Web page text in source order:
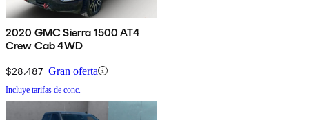
2020 GMC Sierra 1500 AT4
Crew Cab 4WD
$28,487 Gran oferta
Incluye tarifas de conc.